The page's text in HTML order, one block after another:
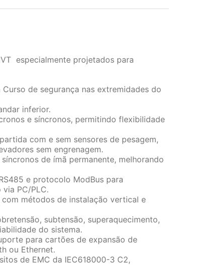
especialmente projetados para
de segurança nas extremidades do
inferior.
e síncronos, permitindo flexibilidade
com e sem sensores de pesagem,
sem engrenagem.
de ímã permanente, melhorando
e protocolo ModBus para
PC/PLC.
métodos de instalação vertical e
subtensão, superaquecimento,
do sistema.
para cartões de expansão de
ou Ethernet.
de EMC da IEC618000-3 C2,